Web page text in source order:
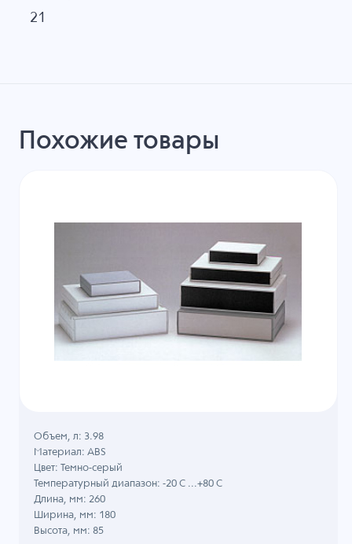
21
Похожие товары
Объем, л: 3.98
Материал: ABS
Цвет: Темно-серый
Температурный диапазон: -20 C ...+80 C
Длина, мм: 260
Ширина, мм: 180
Высота, мм: 85